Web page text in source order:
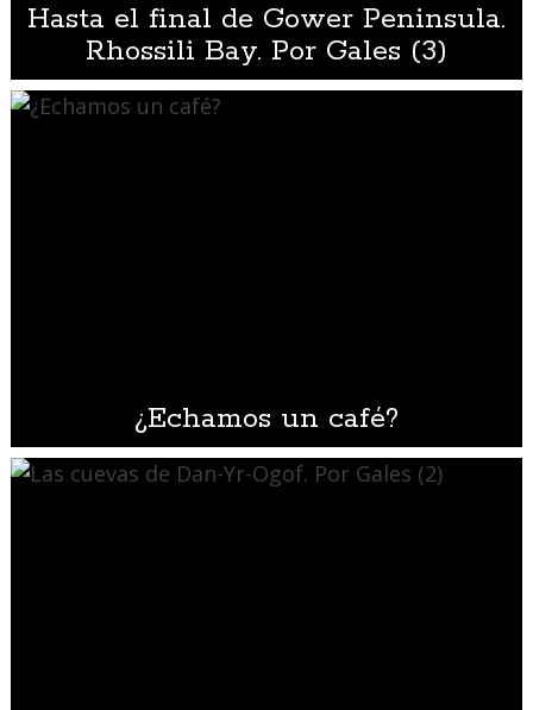
Hasta el final de Gower Peninsula.
Rhossili Bay. Por Gales (3)
¿Echamos un café?